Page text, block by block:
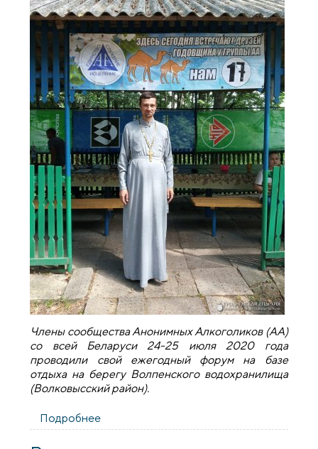
Члены сообщества Анонимных Алкоголиков (АА)
со всей Беларуси 24-25 июля 2020 года
проводили свой ежегодный форум на базе
отдыха на берегу Волпенского водохранилища
(Волковысский район).
Подробнее
ежегодном форуме членов сообщества